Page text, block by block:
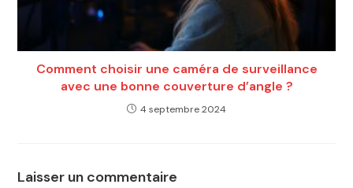
Comment choisir une caméra de surveillance
avec une bonne couverture d’angle ?
4 septembre 2024
Laisser un commentaire